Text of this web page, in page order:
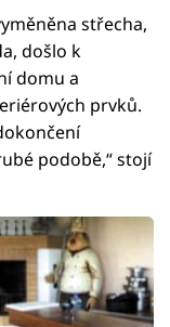
střecha,
došlo k
domu a
prvků.
podobě,“ stojí